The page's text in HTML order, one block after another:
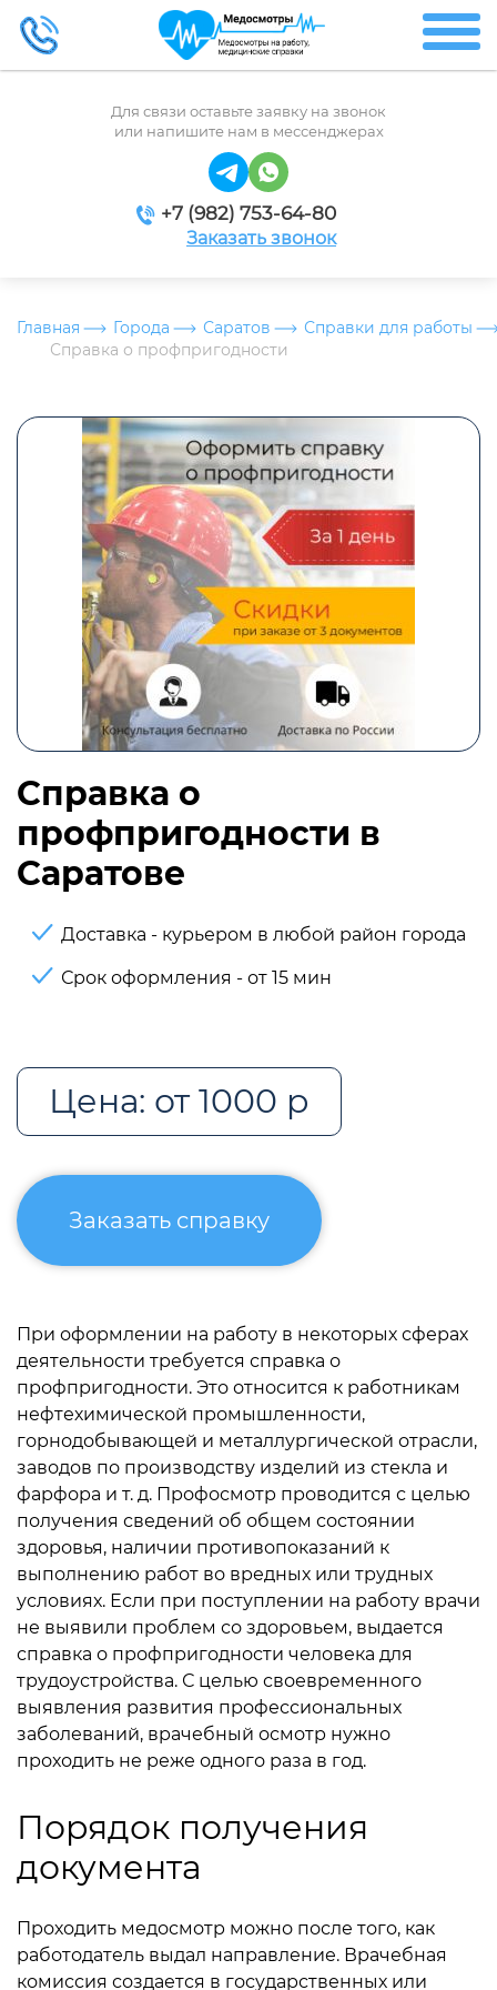
Для связи оставьте заявку на звонок
или напишите нам в мессенджерах
+7 (982) 753-64-80
Заказать звонок
Главная Города Саратов
Справки для работы
Справка о профпригодности
Справка о
профпригодности в
Саратове
Доставка - курьером в любой район города
Срок оформления - от 15 мин
Цена: от 1000 р
Заказать справку
При оформлении на работу в некоторых сферах
деятельности требуется справка о
профпригодности. Это относится к работникам
нефтехимической промышленности,
горнодобывающей и металлургической отрасли,
заводов по производству изделий из стекла и
фарфора и т. д. Профосмотр проводится с целью
получения сведений об общем состоянии
здоровья, наличии противопоказаний к
выполнению работ во вредных или трудных
условиях. Если при поступлении на работу врачи
не выявили проблем со здоровьем, выдается
справка о профпригодности человека для
трудоустройства. С целью своевременного
выявления развития профессиональных
заболеваний, врачебный осмотр нужно
проходить не реже одного раза в год.
Порядок получения
документа
Проходить медосмотр можно после того, как
работодатель выдал направление. Врачебная
комиссия создается в государственных или